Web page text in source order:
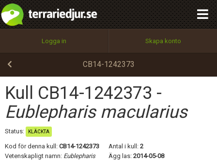
Logga in Skapa konto
CB14-1242373
Kull CB14-1242373 -
Eublepharis macularius
Status: KLÄCKTA
Kod för denna kull: CB14-1242373
Vetenskapligt namn: Eublepharis
Antal i kull: 2
Ägg las: 2014-05-08
Utför
100%
OK
integritetspolicy
Namn:
Epost:
Användarnamn:
Lösenord:
Begär nytt lösenord
Tillbaka till förstasidan